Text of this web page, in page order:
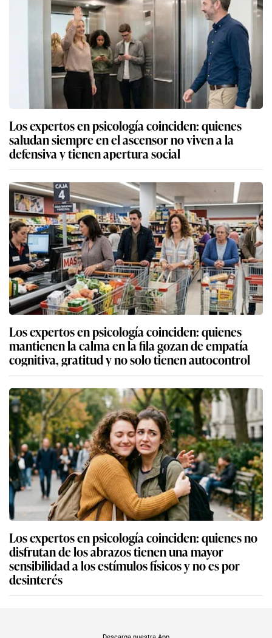
Los expertos en psicología coinciden: quienes
saludan siempre en el ascensor no viven a la
defensiva y tienen apertura social
Los expertos en psicología coinciden: quienes
mantienen la calma en la fila gozan de empatía
cognitiva, gratitud y no solo tienen autocontrol
Los expertos en psicología coinciden: quienes no
disfrutan de los abrazos tienen una mayor
sensibilidad a los estímulos físicos y no es por
desinterés